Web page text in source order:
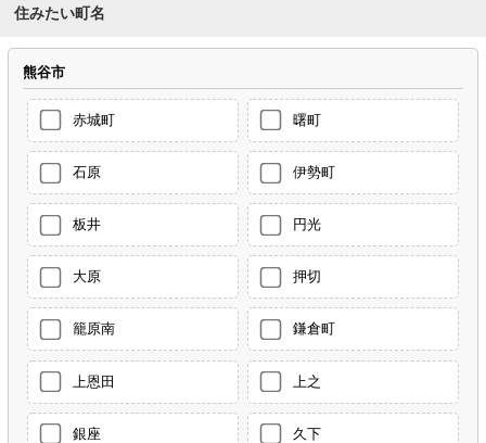
住みたい町名
熊谷市
赤城町 曙町
石原 伊勢町
板井 円光
大原 押切
籠原南 鎌倉町
上恩田 上之
銀座 久下